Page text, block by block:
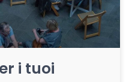
i tuoi